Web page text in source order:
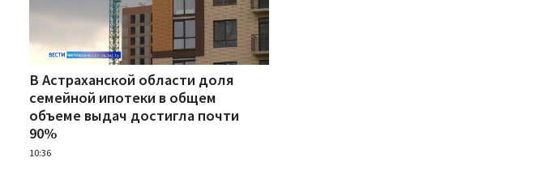
В Астраханской области доля
семейной ипотеки в общем
объеме выдач достигла почти
90%
10:36